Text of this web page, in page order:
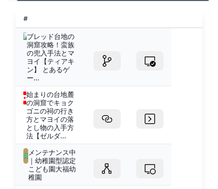
#
ブレッド台地の
洞窟攻略！蛮族
の兜入手法とマ
ヨイ【ティアキ
ン】 とあるゲ
ー...
始まりの台地麓
の洞窟でキョク
ゴニの祠の行き
方とマヨイの落
とし物の入手方
法【ゼルダ...
メンテナンス中
｜幼稚園型認定
こども園大福幼
稚園